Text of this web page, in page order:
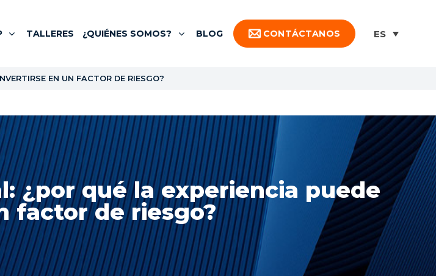
TALLERES ¿QUIÉNES SOMOS? BLOG CONTÁCTANOS
EN UN FACTOR DE RIESGO?
¿por qué la experiencia puede
factor de riesgo?